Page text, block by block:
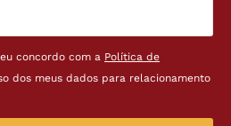
concordo com a Política de
dos meus dados para relacionamento